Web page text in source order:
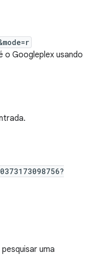
o Googleplex usando
uma